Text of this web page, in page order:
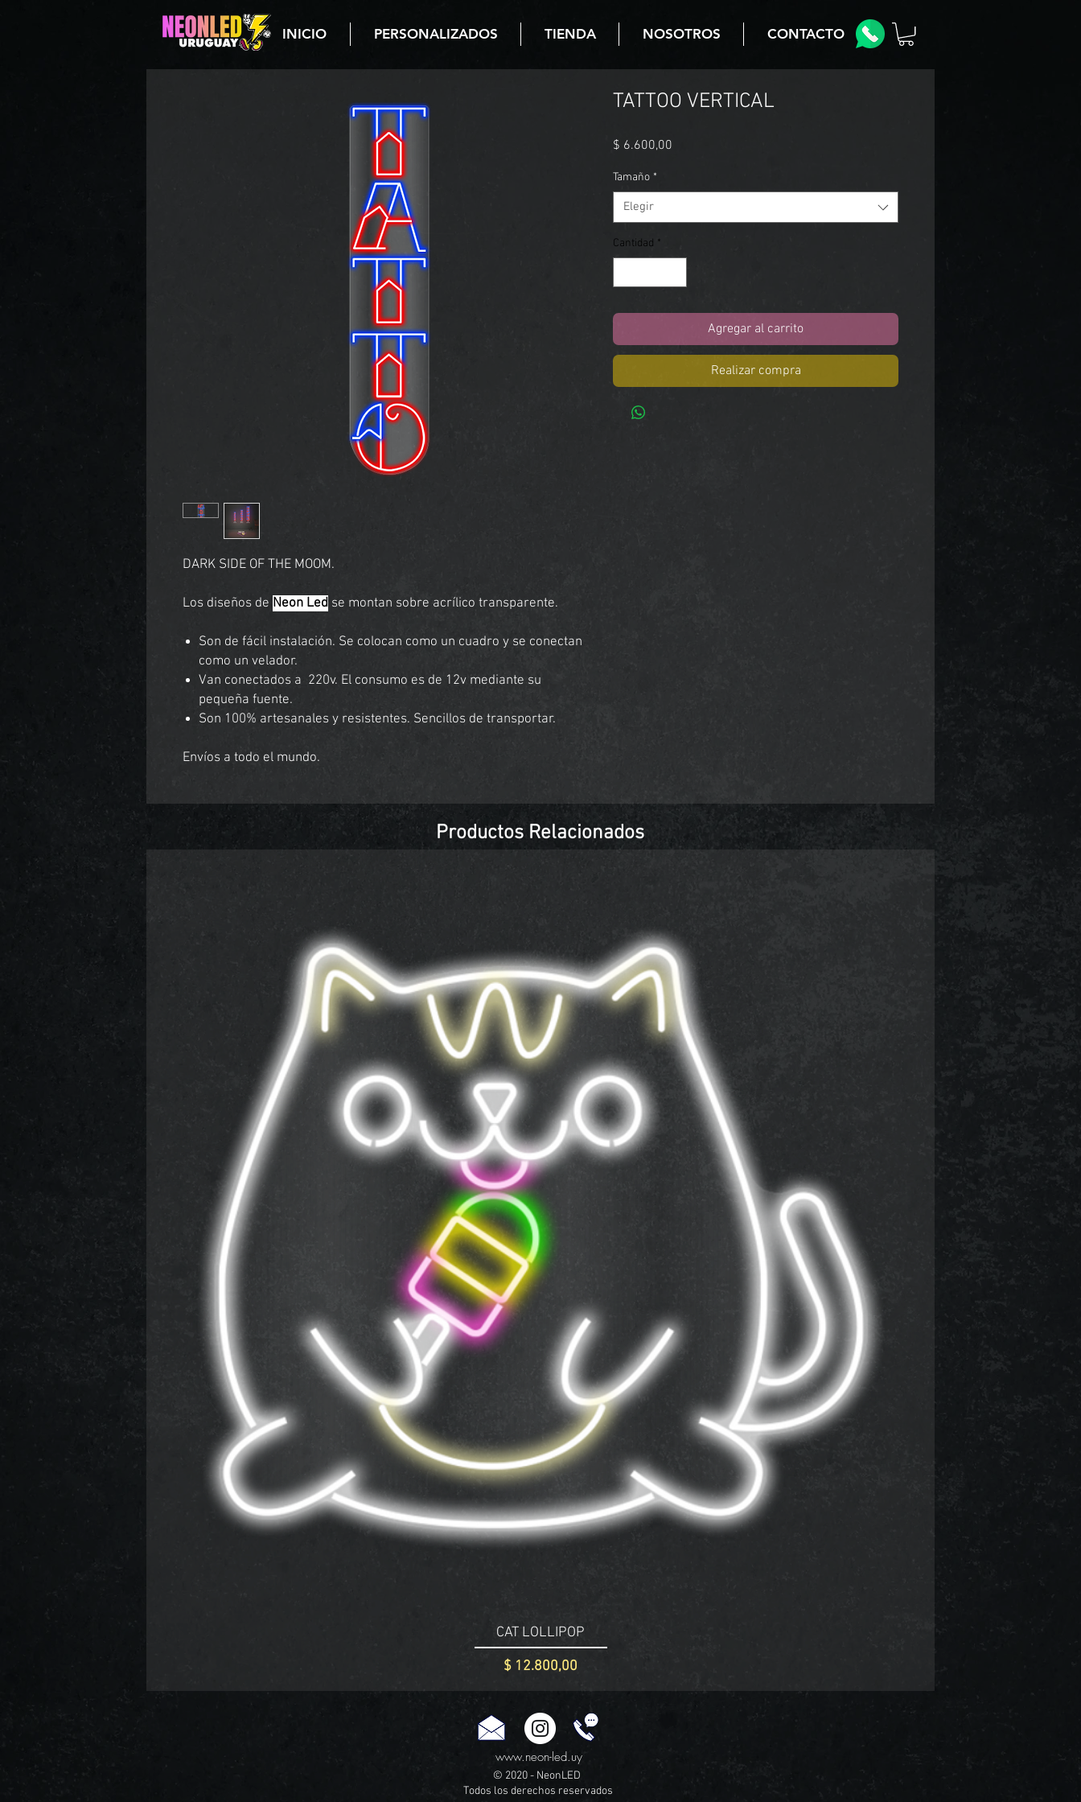
INICIO PERSONALIZADOS TIENDA NOSOTROS CONTACTO
DARK SIDE OF THE MOOM.
Los diseños de Neon Led se montan sobre acrílico transparente.
Son de fácil instalación. Se colocan como un cuadro y se conectan
como un velador.
Van conectados a 220v. El consumo es de 12v mediante su
pequeña fuente.
Son 100% artesanales y resistentes. Sencillos de transportar.
Envíos a todo el mundo.
TATTOO VERTICAL
$ 6.600,00
Tamaño *
Elegir
Cantidad *
Agregar al carrito
Realizar compra
Productos Relacionados
CAT LOLLIPOP
Precio
$ 12.800,00
www.neon-led.uy
© 2020 - NeonLED
Todos los derechos reservados